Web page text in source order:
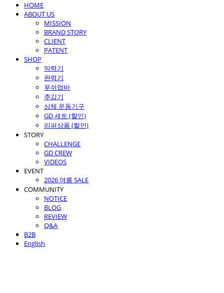
HOME
ABOUT US
MISSION
BRAND STORY
CLIENT
PATENT
SHOP
악력기
완력기
푸쉬업바
추감기
상체 운동기구
GD 세트 (할인)
리퍼상품 (할인)
STORY
CHALLENGE
GD CREW
VIDEOS
EVENT
2026 여름 SALE
COMMUNITY
NOTICE
BLOG
REVIEW
Q&A
B2B
English